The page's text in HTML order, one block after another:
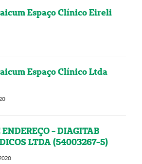
Espaço Clínico Eireli
Espaço Clínico Ltda
- DIAGITAB
LTDA (54003267-5)